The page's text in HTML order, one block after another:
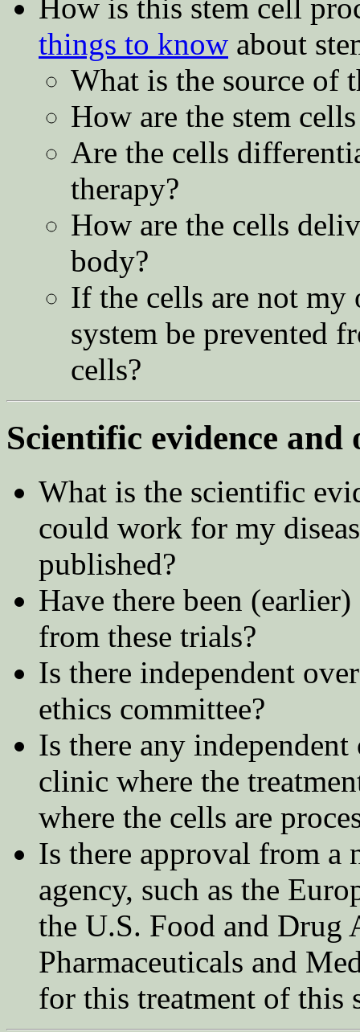
How is this stem cell
things to know about
What is the source of
How are the stem
Are the cells
therapy?
How are the cells
body?
If the cells are not
system be prevented
cells?​
Scientific evidence and
What is the scientific
could work for my
published?
Have there been
from these trials?
Is there independent
ethics committee?
Is there any
clinic where the
where the cells are
Is there approval from a
agency, such as the
the U.S. Food and Drug
Pharmaceuticals and
for this treatment of this